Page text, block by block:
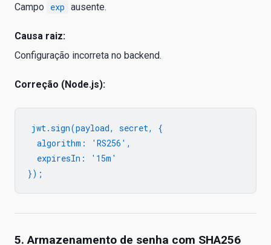
Campo exp ausente.
Causa raiz:
Configuração incorreta no backend.
Correção (Node.js):
jwt.sign(payload, secret, {
  algorithm: 'RS256',
  expiresIn: '15m'
5. Armazenamento de senha com SHA256